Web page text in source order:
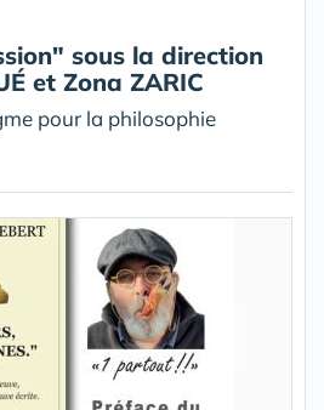
sous la direction
et Zona ZARIC
pour la philosophie